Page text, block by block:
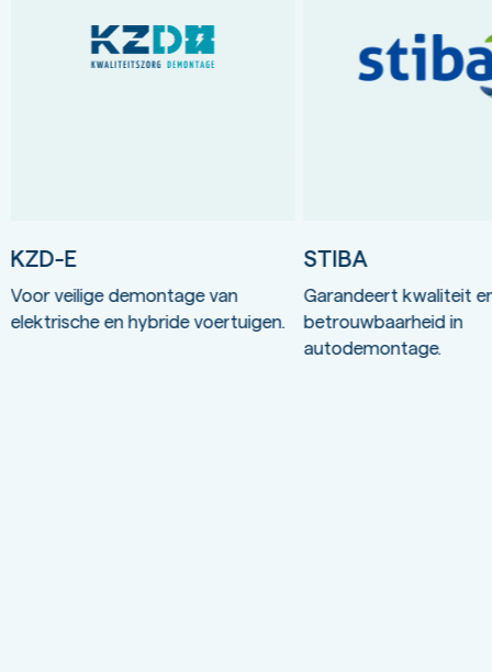
Voor veilige demontage van
elektrische en hybride voertuigen.
KZD-E
Garandeert kwaliteit
betrouwbaarheid in
autodemontage.
STIBA